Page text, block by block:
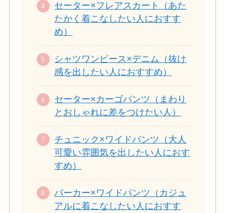
セーター×フレアスカート（あた
たかく着こなしたい人におすす
め）
シャツワンピース×デニム（抜け
感を出したい人におすすめ）
セーター×カーゴパンツ（まわり
とおしゃれに差をつけたい人）
チュニック×ワイドパンツ（大人
可愛い雰囲気を出したい人におす
すめ）
パーカー×ワイドパンツ（カジュ
アルに着こなしたい人におすす